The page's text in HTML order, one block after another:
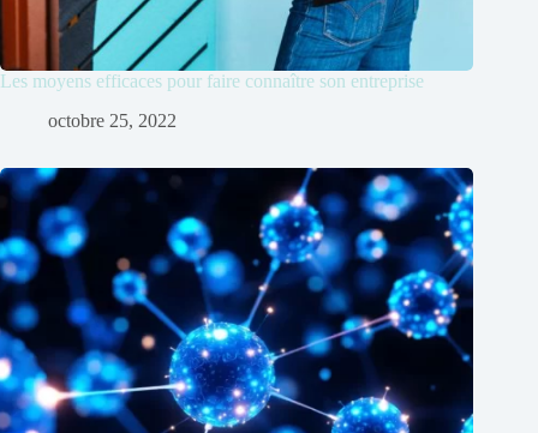
Les moyens efficaces pour faire connaître son entreprise
octobre 25, 2022